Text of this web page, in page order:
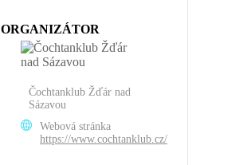
ORGANIZÁTOR
Čochtanklub Žďár nad
Sázavou
Webová stránka
https://www.cochtanklub.cz/